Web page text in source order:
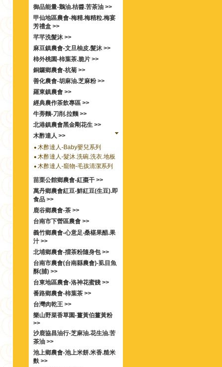
御品能量-鵝油.桔醬.苦茶油 >>
甲仙地區農會-梅精.梅精粒.梅宴
芳禮盒 >>
芊芊洗髮沐 >>
麻豆鎮農會-文旦柚皮.髮沐 >>
柿外桃園-柿葉茶.脆片 >>
銅鑼鄉農會-杭菊 >>
善化農會-胡麻油.芝麻粉 >>
羅東鎮農會 >>
經典農作茶飲專區 >>
牛蒡麵-刀削.拉麵 >>
北港鎮農會黑金剛花生 >>
木酢達人 >>
木酢達人-Baby嬰兒系列
木酢達人-髮沐.洗碗.洗衣.地板
木酢達人-竉物-毛孩清潔系列
苗栗公館鄉農會-紅棗干 >>
萬丹鄉農會紅豆-鮮紅豆(生豆).即
食品 >>
鹿谷鄉農會-茶 >>
台南市下營區農會 >>
義竹鄉農會-心意足‧桑椹果醋.果
汁 >>
北埔鄉農會-擂茶粉隨身包 >>
台南市農會(台南縣農會)-虱目魚
酥(脯) >>
台東地區農會-洛神花蜜餞 >>
番路鄉農會-柿葉茶 >>
台灣肉乾王 >>
樂山野菜香草園-薑黃伯薑黃粉
>>
沙鹿協昌油行-芝麻油.花生油.苦
茶油 >>
池上鄉農會-池上米餅.米香.糙米
麩 >>